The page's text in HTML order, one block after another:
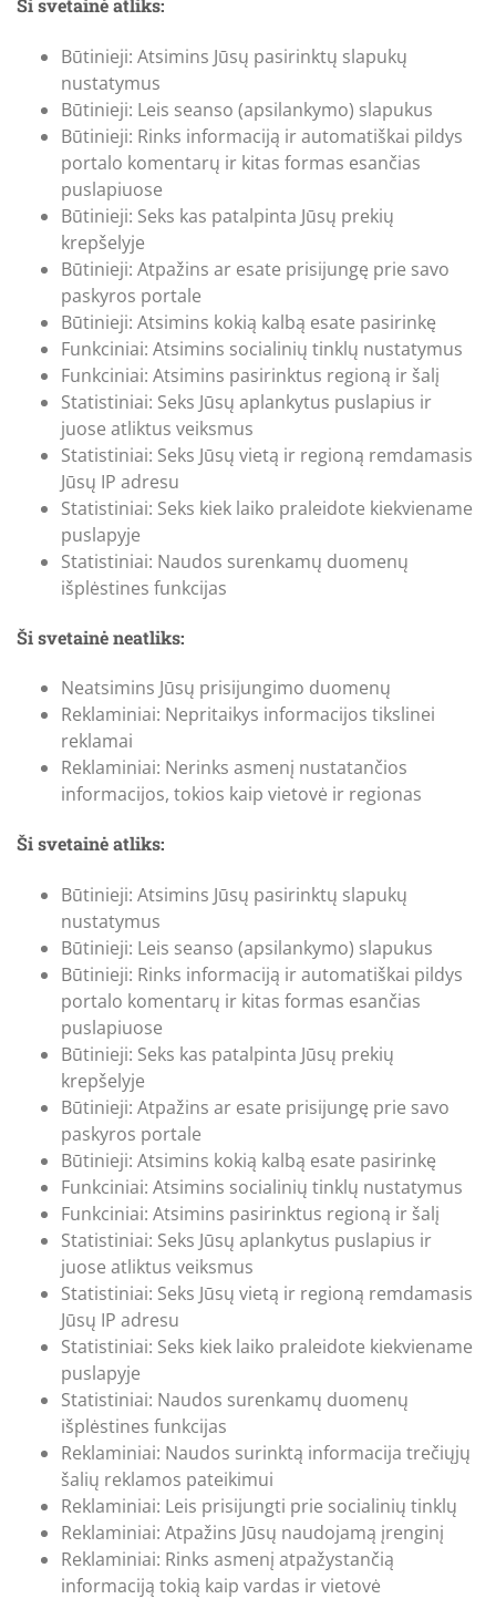
Ši svetainė atliks:
Būtinieji: Atsimins Jūsų pasirinktų slapukų
nustatymus
Būtinieji: Leis seanso (apsilankymo) slapukus
Būtinieji: Rinks informaciją ir automatiškai pildys
portalo komentarų ir kitas formas esančias
puslapiuose
Būtinieji: Seks kas patalpinta Jūsų prekių
krepšelyje
Būtinieji: Atpažins ar esate prisijungę prie savo
paskyros portale
Būtinieji: Atsimins kokią kalbą esate pasirinkę
Funkciniai: Atsimins socialinių tinklų nustatymus
Funkciniai: Atsimins pasirinktus regioną ir šalį
Statistiniai: Seks Jūsų aplankytus puslapius ir
juose atliktus veiksmus
Statistiniai: Seks Jūsų vietą ir regioną remdamasis
Jūsų IP adresu
Statistiniai: Seks kiek laiko praleidote kiekviename
puslapyje
Statistiniai: Naudos surenkamų duomenų
išplėstines funkcijas
Ši svetainė neatliks:
Neatsimins Jūsų prisijungimo duomenų
Reklaminiai: Nepritaikys informacijos tikslinei
reklamai
Reklaminiai: Nerinks asmenį nustatančios
informacijos, tokios kaip vietovė ir regionas
Ši svetainė atliks:
Būtinieji: Atsimins Jūsų pasirinktų slapukų
nustatymus
Būtinieji: Leis seanso (apsilankymo) slapukus
Būtinieji: Rinks informaciją ir automatiškai pildys
portalo komentarų ir kitas formas esančias
puslapiuose
Būtinieji: Seks kas patalpinta Jūsų prekių
krepšelyje
Būtinieji: Atpažins ar esate prisijungę prie savo
paskyros portale
Būtinieji: Atsimins kokią kalbą esate pasirinkę
Funkciniai: Atsimins socialinių tinklų nustatymus
Funkciniai: Atsimins pasirinktus regioną ir šalį
Statistiniai: Seks Jūsų aplankytus puslapius ir
juose atliktus veiksmus
Statistiniai: Seks Jūsų vietą ir regioną remdamasis
Jūsų IP adresu
Statistiniai: Seks kiek laiko praleidote kiekviename
puslapyje
Statistiniai: Naudos surenkamų duomenų
išplėstines funkcijas
Reklaminiai: Naudos surinktą informacija trečiųjų
šalių reklamos pateikimui
Reklaminiai: Leis prisijungti prie socialinių tinklų
Reklaminiai: Atpažins Jūsų naudojamą įrenginį
Reklaminiai: Rinks asmenį atpažystančią
informaciją tokią kaip vardas ir vietovė